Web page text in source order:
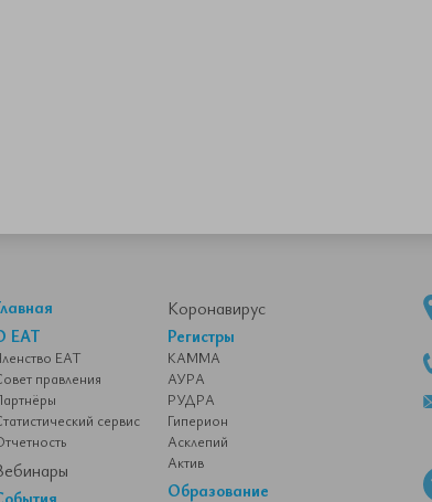
ЕАТ
ЕАТ
правления
сервис
Коронавирус
Регистры
КАММА
АУРА
РУДРА
Гиперион
Асклепий
Актив
Образование